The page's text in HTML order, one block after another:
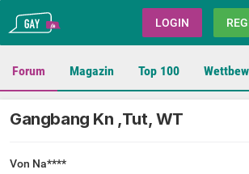
Gay.de LOGIN
Forum Magazin Top 100
Gangbang Kn ,Tut, WT
Von Na****